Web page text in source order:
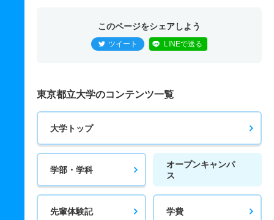
このページをシェアしよう
ツイート LINEで送る
東京都立大学のコンテンツ一覧
大学トップ
学部・学科
オープンキャンパ
ス
先輩体験記 学費